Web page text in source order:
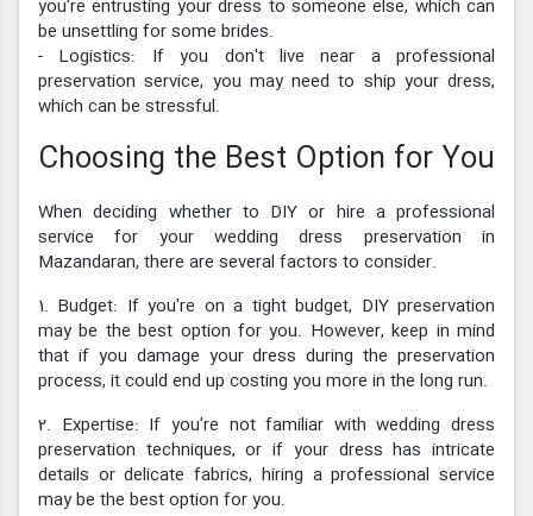
you're entrusting your dress to someone else, which can
be unsettling for some brides.
- Logistics: If you don't live near a professional
preservation service, you may need to ship your dress,
which can be stressful.
Choosing the Best Option for You
When deciding whether to DIY or hire a professional
service for your wedding dress preservation in
Mazandaran, there are several factors to consider.
1. Budget: If you're on a tight budget, DIY preservation
may be the best option for you. However, keep in mind
that if you damage your dress during the preservation
process, it could end up costing you more in the long run.
2. Expertise: If you're not familiar with wedding dress
preservation techniques, or if your dress has intricate
details or delicate fabrics, hiring a professional service
may be the best option for you.